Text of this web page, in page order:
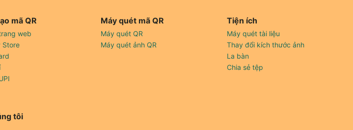
mã QR
web
Store
Máy quét mã QR
Máy quét QR
Máy quét ảnh QR
Tiện ích
Máy quét tài liệu
Thay đổi kích thước ảnh
La bàn
Chia sẻ tệp
tôi